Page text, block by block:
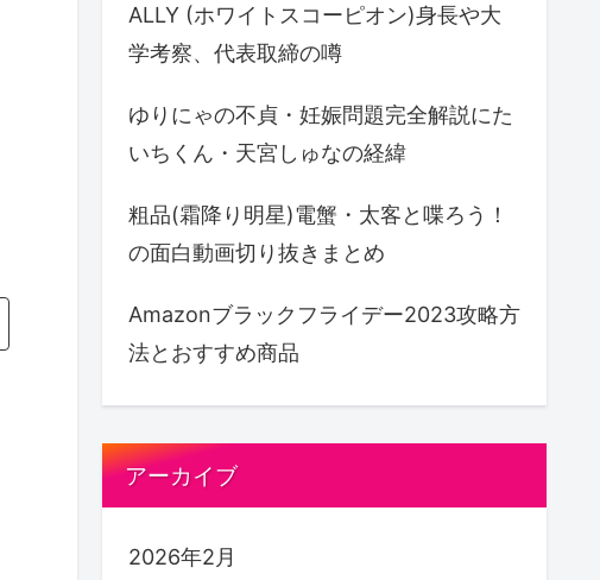
ALLY (ホワイトスコーピオン)身長や大
学考察、代表取締の噂
ゆりにゃの不貞・妊娠問題完全解説にた
いちくん・天宮しゅなの経緯
粗品(霜降り明星)電蟹・太客と喋ろう！
の面白動画切り抜きまとめ
Amazonブラックフライデー2023攻略方
法とおすすめ商品
アーカイブ
2026年2月